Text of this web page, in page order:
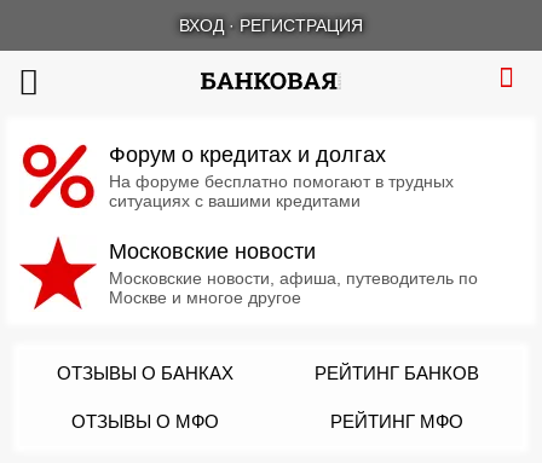
ВХОД · РЕГИСТРАЦИЯ
Форум о кредитах и долгах
На форуме бесплатно помогают в трудных
ситуациях с вашими кредитами
Московские новости
Московские новости, афиша, путеводитель по
Москве и многое другое
ОТЗЫВЫ О БАНКАХ РЕЙТИНГ БАНКОВ
ОТЗЫВЫ О МФО РЕЙТИНГ МФО